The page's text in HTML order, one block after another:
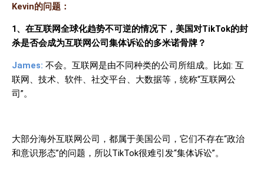
Kevin的问题：
1、在互联网全球化趋势不可逆的情况下，美国对TikTok的封
杀是否会成为互联网公司集体诉讼的多米诺骨牌？
James: 不会。互联网是由不同种类的公司所组成。比如: 互
联网、技术、软件、社交平台、大数据等，统称“互联网公
司”。
大部分海外互联网公司，都属于美国公司，它们不存在“政治
和意识形态”的问题，所以TikTok很难引发“集体诉讼”。